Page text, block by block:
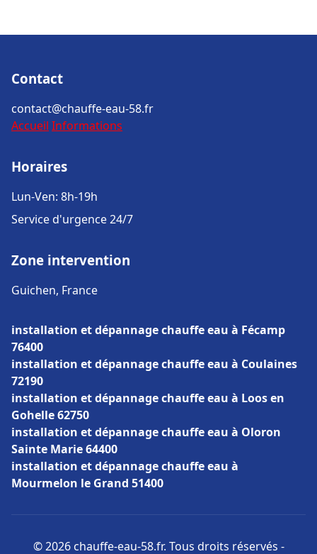
Contact
contact@chauffe-eau-58.fr
Accueil Informations
Horaires
Lun-Ven: 8h-19h
Service d'urgence 24/7
Zone intervention
Guichen, France
installation et dépannage chauffe eau à Fécamp
76400
installation et dépannage chauffe eau à Coulaines
72190
installation et dépannage chauffe eau à Loos en
Gohelle 62750
installation et dépannage chauffe eau à Oloron
Sainte Marie 64400
installation et dépannage chauffe eau à
Mourmelon le Grand 51400
© 2026 chauffe-eau-58.fr. Tous droits réservés -